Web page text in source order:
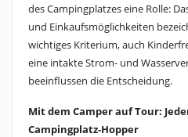
des Campingplatzes eine Rolle:
und Einkaufsmöglichkeiten
wichtiges Kriterium, auch
eine intakte Strom- und
beeinflussen die Entscheidung.
Mit dem Camper auf Tour:
Campingplatz-Hopper